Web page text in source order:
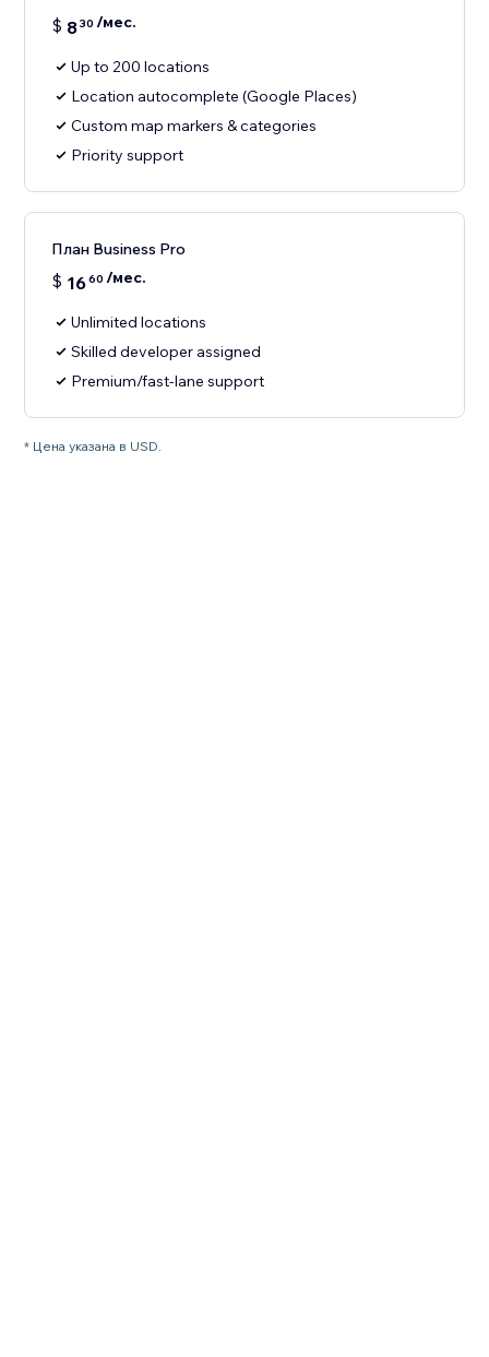
$ 830 /мес.
Up to 200 locations
Location autocomplete (Google Places)
Custom map markers & categories
Priority support
План Business Pro
$ 1660 /мес.
Unlimited locations
Skilled developer assigned
Premium/fast-lane support
* Цена указана в USD.